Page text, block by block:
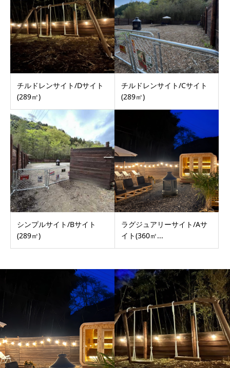
チルドレンサイト/Dサイト
(289㎡)
チルドレンサイト/Cサイト
(289㎡)
シンプルサイト/Bサイト
(289㎡)
ラグジュアリーサイト/Aサ
イト(360㎡...